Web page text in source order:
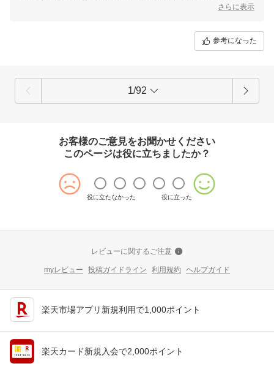
す。何かございましたら、どうぞお気軽にお知らせください。ありがと
さらに表示
参考になった
1/92
お客様のご意見をお聞かせください
このページは役に立ちましたか？
役に立たなかった 役に立った
レビューに関するご注意
myレビュー 投稿ガイドライン 利用規約 ヘルプガイド
楽天市場アプリ新規利用で1,000ポイント
楽天カード新規入会で2,000ポイント